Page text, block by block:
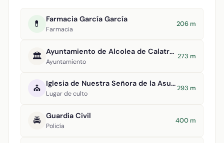
💊 Farmacia García García
Farmacia
206 m
🏛️ Ayuntamiento de Alcolea de Calatrava
Ayuntamiento
273 m
⛪ Iglesia de Nuestra Señora de la Asunción
Lugar de culto
293 m
🚔 Guardia Civil
Policía
400 m